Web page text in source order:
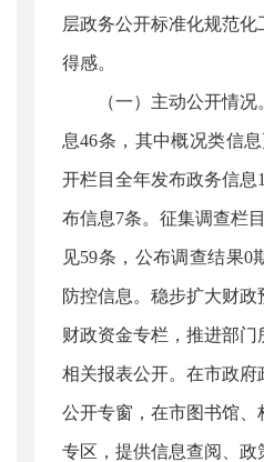
层政务公开标准化规范
得感。
（一）主动公开情况
息46条，其中概况类信
开栏目全年发布政务信息
布信息7条。征集调查栏
见59条，公布调查结果0
防控信息。稳步扩大财
财政资金专栏，推进部门
相关报表公开。在市政府
公开专窗，在市图书馆
专区，提供信息查阅、政